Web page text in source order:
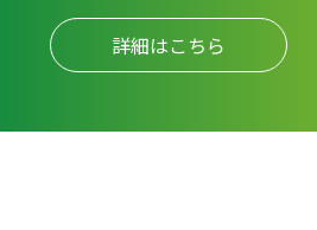
詳細はこちら